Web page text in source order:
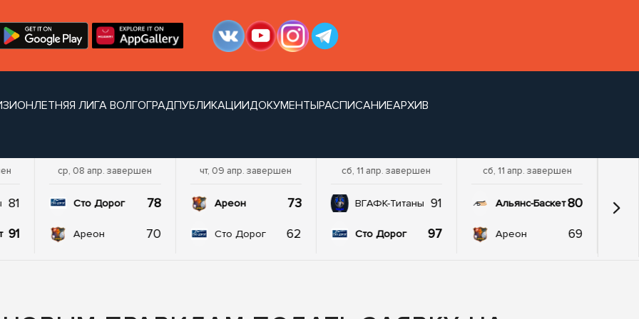
ЛЕТНЯЯ ЛИГА ВОЛГОГРАДПУБЛИКАЦИИДОКУМЕНТЫРАСПИСАНИЕАРХИВ
81
91
ср, 08 апр. завершен
Сто Дорог 78
Ареон 70
чт, 09 апр. завершен
Ареон 73
Сто Дорог 62
сб, 11 апр. завершен
ВГАФК-Титаны 91
Сто Дорог 97
сб, 11 апр. завершен
Альянс-Баскет80
Ареон 69